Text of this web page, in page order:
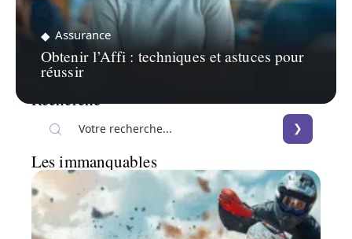
Assurance
Obtenir l’Affi : techniques et astuces pour
réussir
Recherche
Les immanquables